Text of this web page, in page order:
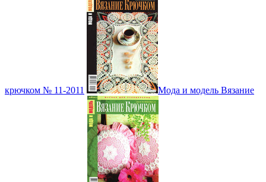
крючком № 11-2011 Мода и модель Вязание